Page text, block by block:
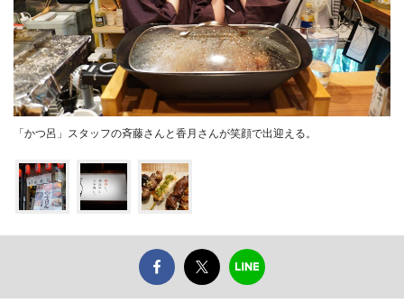
「かつ呂」スタッフの斉藤さんと香月さんが笑顔で出迎える。